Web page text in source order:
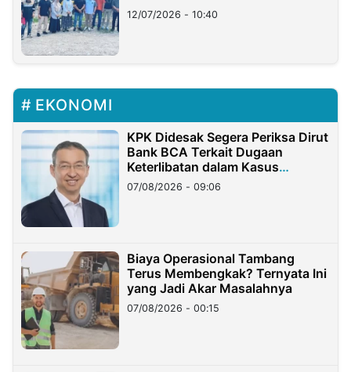
12/07/2026 - 10:40
EKONOMI
KPK Didesak Segera Periksa Dirut
Bank BCA Terkait Dugaan
Keterlibatan dalam Kasus
Hilangnya Dana Nasabah Rp2,58
Miliar
07/08/2026 - 09:06
Biaya Operasional Tambang
Terus Membengkak? Ternyata Ini
yang Jadi Akar Masalahnya
07/08/2026 - 00:15